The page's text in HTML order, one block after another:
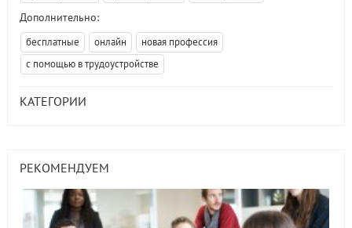
Дополнительно:
бесплатные онлайн
новая профессия
с помощью в трудоустройстве
КАТЕГОРИИ
РЕКОМЕНДУЕМ